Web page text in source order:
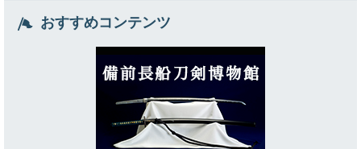
おすすめコンテンツ